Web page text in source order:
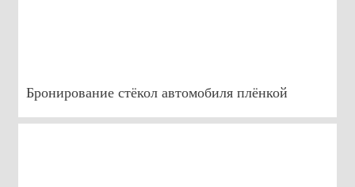
Бронирование стёкол автомобиля плёнкой